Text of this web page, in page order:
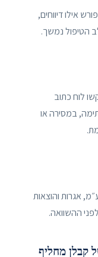
אילו דיווחים,
הטיפול נמשך.
לוח כתוב
במסירה או
אגרות והוצאות
ההשוואה.
קבלן מחליף